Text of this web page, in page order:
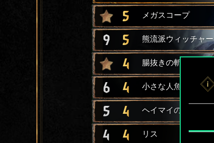
5 メガスコープ
9 5 熊流派ウィッチャー
4 腸抜きの斬撃
6 4 小さな人魚姫
5 4 ヘイマイの吟遊詩人
4 4 リス